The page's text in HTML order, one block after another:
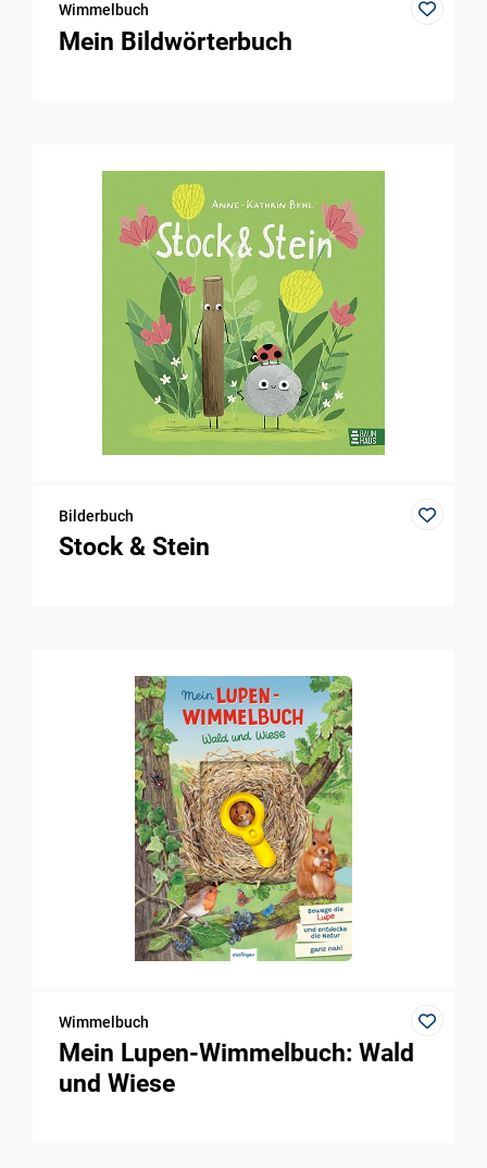
Wimmelbuch
Mein Bildwörterbuch
Bilderbuch
Stock & Stein
Wimmelbuch
Mein Lupen-Wimmelbuch: Wald
und Wiese